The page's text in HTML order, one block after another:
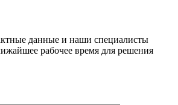
данные и наши специалисты
рабочее время для решения